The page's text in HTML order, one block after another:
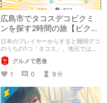
広島市でタコスデコピクミ
ンを探す2時間の旅【ピクミ
ンブルーム / Pikmin
Bloom】
日本のプレイヤーからすると難関デコ
のうちの1つ「タコス」。地元では見
つけられなかった男が広島で探す旅を
お送りします。ねくすと5月のテーマ
「お出かけの記録」。
グルメで悪食
1
0 9 分